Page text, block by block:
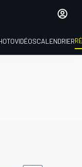
VIDÉOSCALENDRIER